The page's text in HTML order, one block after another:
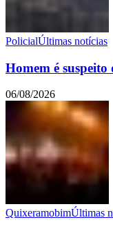
PolicialÚltimas notícias
Homem é
06/08/2026
QuixeramobimÚltimas